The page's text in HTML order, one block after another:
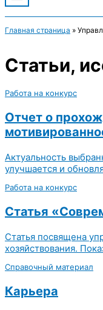
Главная страница »
Статьи,
Работа на конкурс
Отчет о
Актуальность
улучшается и
Работа на конкурс
Статья
Статья посвящена
хозяйствования.
Справочный материал
Карьера